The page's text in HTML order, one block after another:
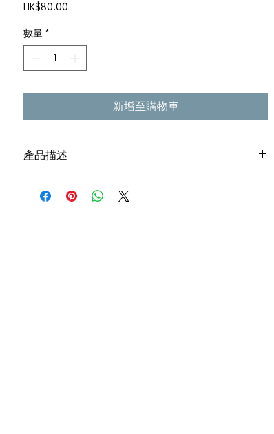
HK$80.00
數量 *
新增至購物車
產品描述
有歌詞